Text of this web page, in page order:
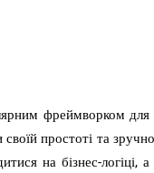
фреймворком для
простоті та
на бізнес-